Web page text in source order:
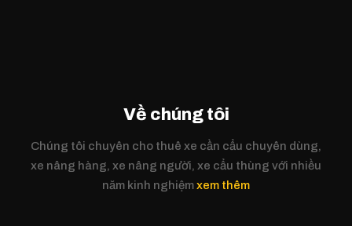
Về chúng tôi
Chúng tôi chuyên cho thuê xe cần cẩu chuyên dùng,
xe nâng hàng, xe nâng người, xe cẩu thùng với nhiều
năm kinh nghiệmxem thêm